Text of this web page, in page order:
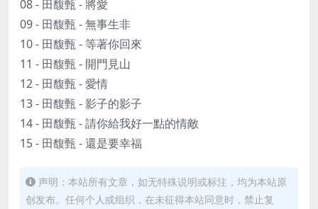
08 - 田馥甄 - 將愛
09 - 田馥甄 - 無事生非
10 - 田馥甄 - 等著你回來
11 - 田馥甄 - 開門見山
12 - 田馥甄 - 愛情
13 - 田馥甄 - 影子的影子
14 - 田馥甄 - 請你給我好一點的情敵
15 - 田馥甄 - 還是要幸福
声明：本站所有文章，如无特殊说明或标注，均为本站原
创发布。任何个人或组织，在未征得本站同意时，禁止复